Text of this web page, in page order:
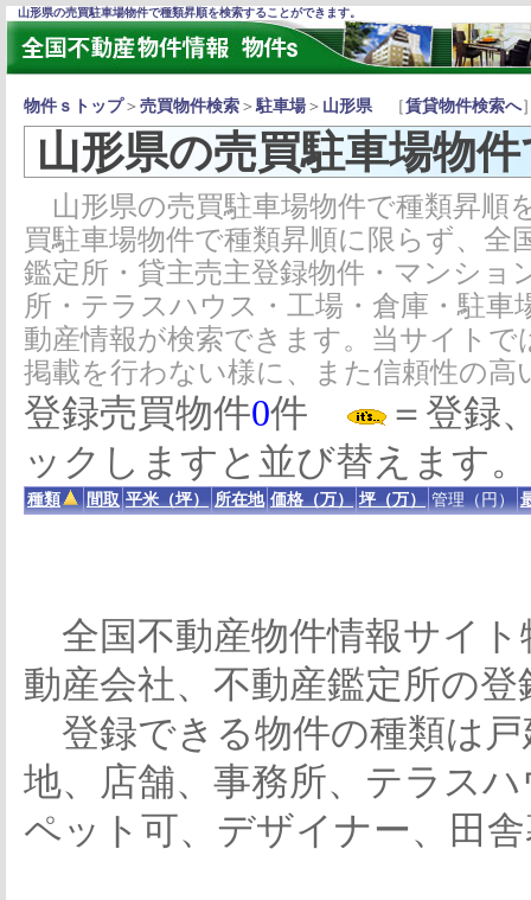
山形県の売買駐車場物件で種類昇順を検索することができます。
物件ｓトップ＞ 売買物件検索 ＞駐車場 ＞ 山形県［賃貸物件検索へ
山形県の売買駐車場物
山形県の売買駐車場物件で種類昇順
買駐車場物件で種類昇順に限らず、全
鑑定所・貸主売主登録物件・マンショ
所・テラスハウス・工場・倉庫・駐
動産情報が検索できます。当サイト
掲載を行わない様に、また信頼性の
登録売買物件0件
＝登録
ックしますと並び替えます。
種類 間取 平米（坪） 所在地 価格（万） 坪（万） 管理（円）
全国不動産物件情報サイト
動産会社、不動産鑑定所の
登録できる物件の種類は
地、店舗、事務所、テラス
ペット可、デザイナー、田